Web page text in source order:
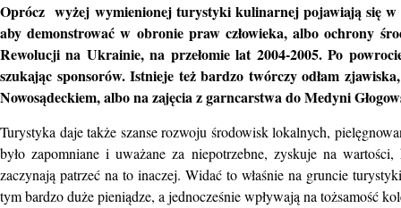
Oprócz wyżej wymienionej turystyki kulinarnej pojawiają się
aby demonstrować w obronie praw człowieka, albo ochrony
Rewolucji na Ukrainie, na przełomie lat 2004-2005. Po
szukając sponsorów. Istnieje też bardzo twórczy odłam
Nowosądeckiem, albo na zajęcia z garncarstwa do Medyni
Turystyka daje także szanse rozwoju środowisk lokalnych,
było zapomniane i uważane za niepotrzebne, zyskuje na
zaczynają patrzeć na to inaczej. Widać to właśnie na gruncie
tym bardzo duże pieniądze, a jednocześnie wpływają na tożsamość